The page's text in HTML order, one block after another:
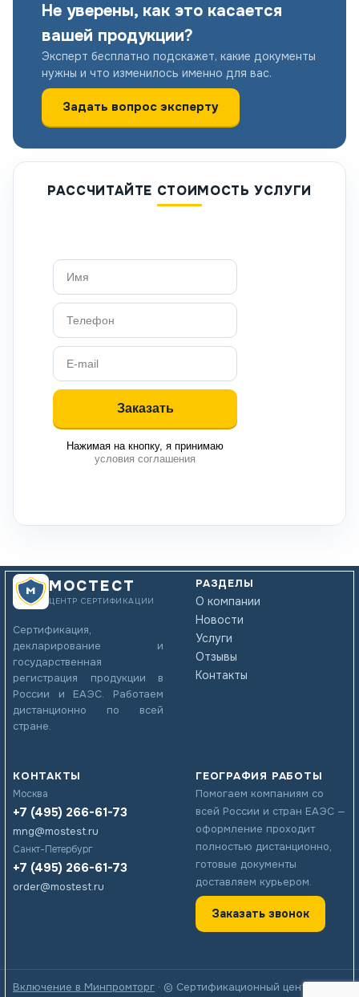
Не уверены, как это касается
вашей продукции?
Эксперт бесплатно подскажет, какие документы
нужны и что изменилось именно для вас.
Задать вопрос эксперту
РАССЧИТАЙТЕ СТОИМОСТЬ УСЛУГИ
Нажимая на кнопку, я принимаю
условия соглашения
МОСТЕСТ
ЦЕНТР СЕРТИФИКАЦИИ
Сертификация,
декларирование и
государственная
регистрация продукции в
России и ЕАЭС. Работаем
дистанционно по всей
стране.
РАЗДЕЛЫ
О компании
Новости
Услуги
Отзывы
Контакты
КОНТАКТЫ
Москва
+7 (495) 266-61-73
mng@mostest.ru
Санкт-Петербург
+7 (495) 266-61-73
order@mostest.ru
ГЕОГРАФИЯ РАБОТЫ
Помогаем компаниям со
всей России и стран ЕАЭС —
оформление проходит
полностью дистанционно,
готовые документы
доставляем курьером.
Заказать звонок
Включение в Минпромторг · © Сертификационный центр